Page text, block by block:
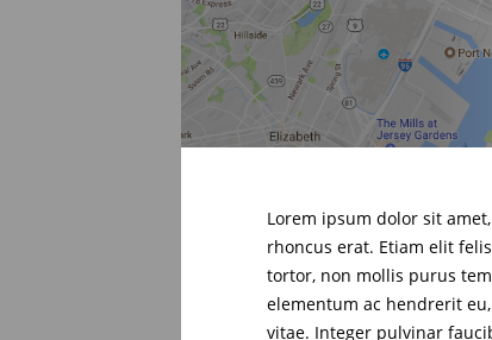
Lorem ipsum dolor sit
rhoncus erat. Etiam elit
tortor, non mollis purus
elementum ac hendrerit
vitae. Integer pulvinar